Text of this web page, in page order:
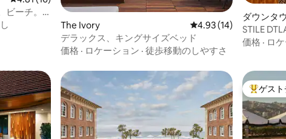
ーチ。
The Ivory レビュー14件、5つ星
4.93 (14)
デラックス、キングサイズベッド
価格 · ロケーション · 徒歩移動のしやすさ
ダウンタ
のホテル
STILE
ム
価格 · ロ
大好評の
ゲスト